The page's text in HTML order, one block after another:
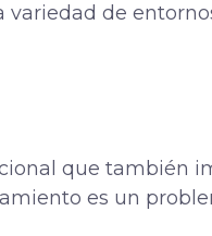
de
que también
es un